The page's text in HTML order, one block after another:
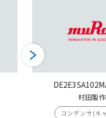
村田製
コンデンサ(キ